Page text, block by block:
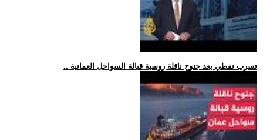
.. تسرب نفطي بعد جنوح ناقلة روسية قبالة السواحل العمانية